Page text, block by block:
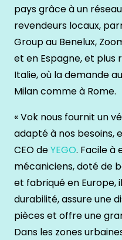
pays grâce à un
revendeurs locaux,
Group au Benelux,
et en Espagne, et plus
Italie, où la demande
Milan comme à Rome.
« Vok nous fournit un
adapté à nos besoins,
CEO deYEGO. Facile à
mécaniciens, doté de
et fabriqué en Europe,
durabilité, assure une
pièces et offre une
Dans les zones